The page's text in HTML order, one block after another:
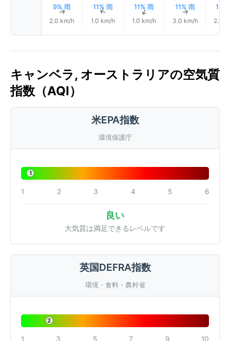
9% 雨
↑
2.0 km/h
11% 雨
↑
1.0 km/h
11% 雨
↑
1.0 km/h
11% 雨
↑
3.0 km/h
12%
2.0
キャンベラ, オーストラリアの空気質
指数（AQI）
米EPA指数
環境保護庁
1
1 2 3 4 5 6
良い
大気質は満足できるレベルです
英国DEFRA指数
環境・食料・農村省
2
1 3 5 7 9 10